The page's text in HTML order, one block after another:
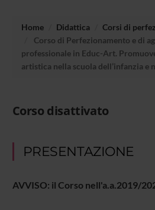
Home Didattica
Corsi di
Corso di Perfezionamento e di
professionale in Educ-Art.
artistica nella scuola dell’infanzia e
Corso disattivato
PRESENTAZIONE
AVVISO: il Corso nell'a.a.2019/